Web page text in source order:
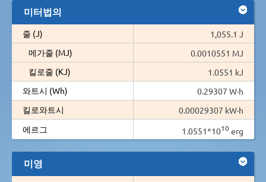
미터법의
줄 (J)
1,055.1 J
메가줄 (MJ)
0.0010551 MJ
킬로줄 (KJ)
1.0551 kJ
와트시 (Wh)
0.29307 W·h
킬로와트시
0.00029307 kW·h
에르그
1.0551*1010 erg
미영